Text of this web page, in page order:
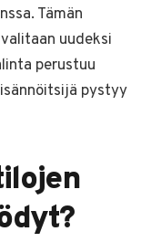
Tämän
uudeksi
perustuu
pystyy